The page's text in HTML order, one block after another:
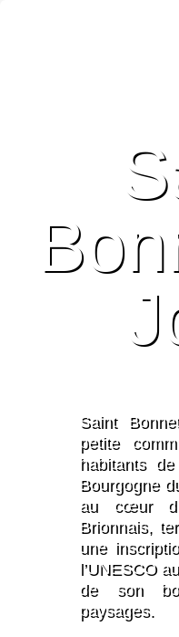
Saint
petite
habitants
Bourgogne
au cœur
Brionnais,
une
l’UNESCO
de son
paysages.